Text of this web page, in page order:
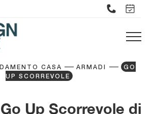
CASA ARMADI
GO
UP SCORREVOLE
Up Scorrevole di